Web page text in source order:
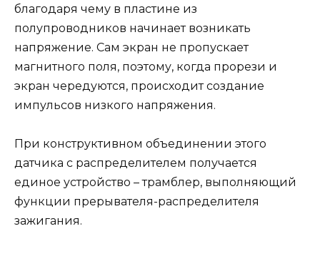
благодаря чему в пластине из
полупроводников начинает возникать
напряжение. Сам экран не пропускает
магнитного поля, поэтому, когда прорези и
экран чередуются, происходит создание
импульсов низкого напряжения.
При конструктивном объединении этого
датчика с распределителем получается
единое устройство – трамблер, выполняющий
функции прерывателя-распределителя
зажигания.